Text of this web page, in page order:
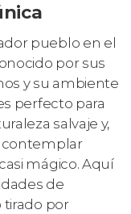
pueblo en el
por sus
y su ambiente
perfecto para
salvaje y,
contemplar
mágico. Aquí
de
tirado por